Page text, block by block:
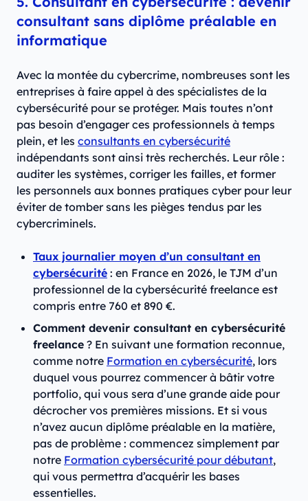
consultant sans diplôme préalable en
informatique
Avec la montée du cybercrime, nombreuses sont les
entreprises à faire appel à des spécialistes de la
cybersécurité pour se protéger. Mais toutes n’ont
pas besoin d’engager ces professionnels à temps
plein, et les consultants en cybersécurité
indépendants sont ainsi très recherchés. Leur rôle :
auditer les systèmes, corriger les failles, et former
les personnels aux bonnes pratiques cyber pour leur
éviter de tomber sans les pièges tendus par les
cybercriminels.
Taux journalier moyen d’un consultant en
cybersécurité : en France en 2026, le TJM d’un
professionnel de la cybersécurité freelance est
compris entre 760 et 890 €.
Comment devenir consultant en cybersécurité
freelance ? En suivant une formation reconnue,
comme notre Formation en cybersécurité, lors
duquel vous pourrez commencer à bâtir votre
portfolio, qui vous sera d’une grande aide pour
décrocher vos premières missions. Et si vous
n’avez aucun diplôme préalable en la matière,
pas de problème : commencez simplement par
notre Formation cybersécurité pour débutant,
qui vous permettra d’acquérir les bases
essentielles.